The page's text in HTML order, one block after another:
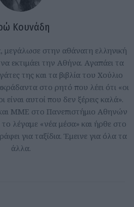
Κουνάδη
μεγάλωσε στην αθάνατη ελληνική
εκτιμάει την Αθήνα. Αγαπάει τα
της και τα βιβλία του Χούλιο
στο ρητό που λέει ότι «οι
αυτοί που δεν ξέρεις καλά».
ΜΜΕ στο Πανεπιστήμιο Αθηνών
λέγαμε «νέα μέσα» και ήρθε στο
για ταξίδια. Έμεινε για όλα τα
άλλα.